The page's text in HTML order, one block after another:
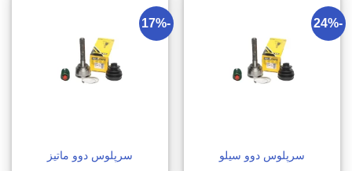
-24%
سرپلوس دوو سیلو
-17%
سرپلوس دوو ماتیز